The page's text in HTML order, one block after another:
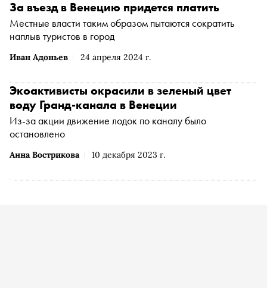
Иван Адоньев 24 апреля 2024 г.
За въезд в Венецию придется платить
Местные власти таким образом пытаются сократить
наплыв туристов в город
Анна Вострикова 10 декабря 2023 г.
Экоактивисты окрасили в зеленый цвет
воду Гранд-канала в Венеции
Из-за акции движение лодок по каналу было
остановлено